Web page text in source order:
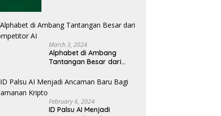
March 3, 2024
Alphabet di Ambang
Tantangan Besar dari
February 6, 2024
ID Palsu AI Menjadi